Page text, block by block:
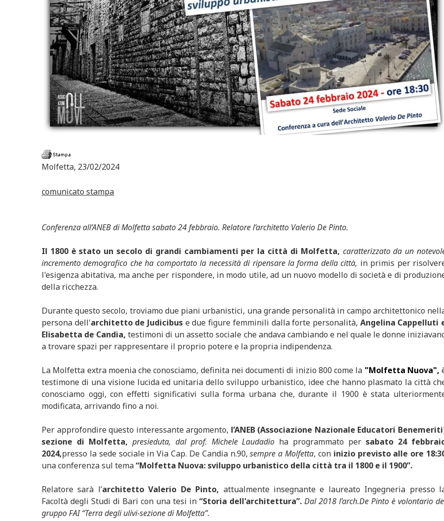
Molfetta, 23/02/2024
comunicato stampa
Conferenza all’ANEB di Molfetta sabato 24 febbraio. Relatore l’architetto Valerio De Pinto.
Il 1800 è stato un secolo di grandi cambiamenti per la città di Molfetta, caratterizzato da un
incremento demografico che ha comportato la necessità di ripensare la forma della città, in primis per
l'esigenza abitativa, ma anche per rispondere, in modo utile, ad un nuovo modello di società e di
della ricchezza.
Durante questo secolo, troviamo due piani urbanistici, una grande personalità in campo architettonico
persona dell'architetto de Judicibus e due figure femminili dalla forte personalità, Angelina Cappelluti
Elisabetta de Candia, testimoni di un assetto sociale che andava cambiando e nel quale le donne
a trovare spazi per rappresentare il proprio potere e la propria indipendenza.
La Molfetta extra moenia che conosciamo, definita nei documenti di inizio 800 come la "Molfetta Nuova",
testimone di una visione lucida ed unitaria dello sviluppo urbanistico, idee che hanno plasmato la città
conosciamo oggi, con effetti significativi sulla forma urbana che, durante il 1900 è stata
modificata, arrivando fino a noi.
Per approfondire questo interessante argomento, l’ANEB (Associazione Nazionale Educatori
sezione di Molfetta, presieduta, dal prof. Michele Laudadio ha programmato persabato 24
2024,presso la sede sociale in Via Cap. De Candia n.90,sempre a Molfetta, con inizio previsto alle ore
una conferenza sul tema“Molfetta Nuova: sviluppo urbanistico della città tra il 1800 e il 1900”.
Relatore sarà l’architetto Valerio De Pinto, attualmente insegnante e laureato Ingegneria presso
Facoltà degli Studi di Bari con una tesi in “Storia dell'architettura”. Dal 2018 l’arch.De Pinto è volontario
gruppo FAI “Terra degli ulivi-sezione di Molfetta”.